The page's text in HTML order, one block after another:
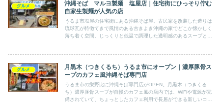
グルメ
沖縄そば マルヨ製麺 塩屋店｜住宅街にひっそり佇む
自家生製麺が人気の店
うるま市塩屋の住宅街にある沖縄そば屋。古民家を改装した造りは
琉球瓦が特徴てきで風情のある古きよき沖縄の家でどこか懐かしく
落ち着く空間。じっくりと低温で調理した透明感のあるスープと自
グルメ
月黒木（つきくるち）うるま市にオープン｜濃厚豚骨ス
ープのカフェ風沖縄そば専門店
うるま市の栄野比に沖縄そば専門店がOPEN。月黒木（つきくる
ち）濃厚豚骨スープが自慢のカフェ風の店内では、WiFiや電源が完
備されていて、ちょっとしたカフェ利用で長居ができる新しいコン